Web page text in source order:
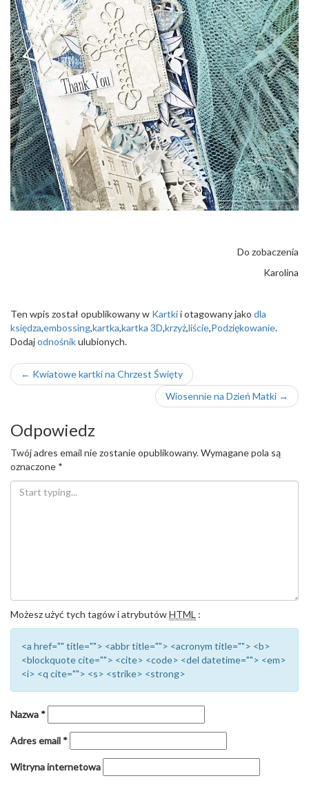
Do zobaczenia
Karolina
Ten wpis został opublikowany w Kartkii otagowany jako dla
księdza,embossing,kartka,kartka 3D,krzyż,liście,Podziękowanie.
Dodajodnośnikulubionych.
Nawigacja
← Kwiatowe kartki na Chrzest Święty
Wiosennie na Dzień Matki →
Odpowiedz
Twój adres email nie zostanie opublikowany.Wymagane pola są
oznaczone *
Możesz użyć tych tagów i atrybutówHTML :
<a href="" title=""> <abbr title=""> <acronym title=""> <b>
<blockquote cite=""> <cite> <code> <del datetime=""> <em>
<i> <q cite=""> <s> <strike> <strong>
Nazwa *
Adres email *
Witryna internetowa